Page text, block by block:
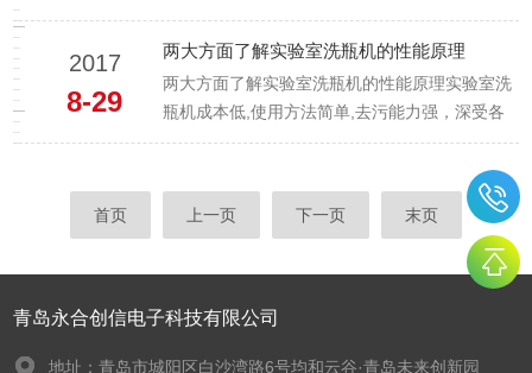
热水冲洗、纯水清洗及干燥功能，玻璃器皿清洗
机主要适用于检验检疫、药厂、化工厂、大学高
校、科研所、医院等单位。玻璃器皿清洗机适用
于生物学、分子生物学、医学研究、食品、环
2017
8-29
两大方面了解实验室洗瓶机的性能原理
两大方面了解实验室洗瓶机的性能原理实验室洗
瓶机成本低,使用方法简单,去污能力强，深受各
大行业的喜爱。实验室洗瓶机通过超声波进行去
污工作，而超声波在液体中沿声的传播方向产生
流动的现象就被叫做直进流，当声波强度达到一
定标准后，我们肉眼可以观察到这种现象。直进
首页 上一页 下一页 末页
青岛永合创信电子科技有限公司
地址：青岛市城阳区白沙湾路6号均和云谷·青岛未来创新园